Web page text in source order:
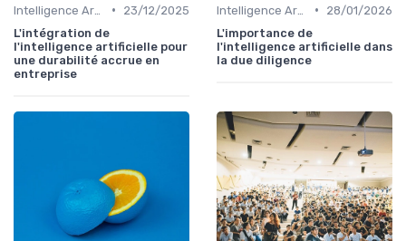
•
23/12/2025
L'intégration de
l'intelligence artificielle pour
une durabilité accrue en
entreprise
•
28/01/2026
L'importance de
l'intelligence artificielle dans
la due diligence